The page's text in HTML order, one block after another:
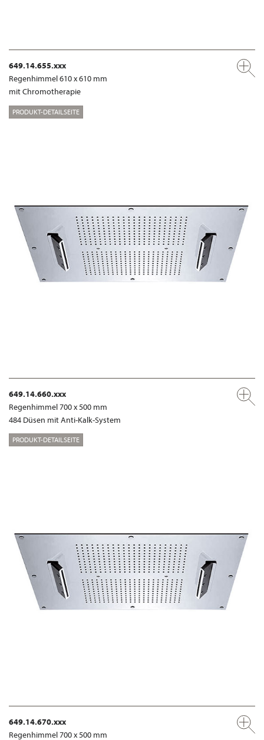
649.14.655.xxx
Regenhimmel 610 x 610 mm
mit Chromotherapie
PRODUKT-DETAILSEITE
649.14.660.xxx
Regenhimmel 700 x 500 mm
484 Düsen mit Anti-Kalk-System
PRODUKT-DETAILSEITE
649.14.670.xxx
Regenhimmel 700 x 500 mm